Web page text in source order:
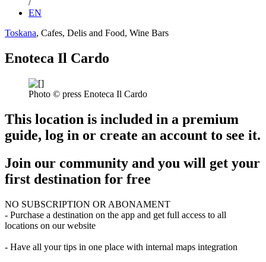
/
EN
Toskana, Cafes, Delis and Food, Wine Bars
Enoteca Il Cardo
Photo © press Enoteca Il Cardo
This location is included in a premium
guide, log in or create an account to see it.
Join our community and you will get your
first destination for free
NO SUBSCRIPTION OR ABONAMENT
- Purchase a destination on the app and get full access to all
locations on our website
- Have all your tips in one place with internal maps integration